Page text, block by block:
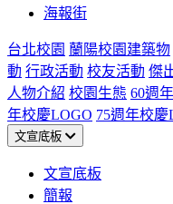
海報街
台北校園 蘭陽校園建築物
動 行政活動 校友活動 傑
人物介紹 校園生態 60週
年校慶LOGO 75週年校慶
文宣底板
文宣底板
簡報